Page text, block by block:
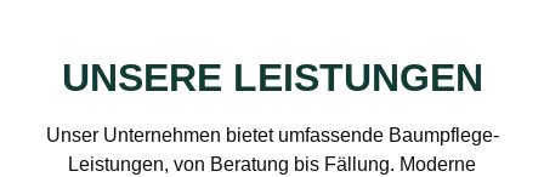
UNSERE LEISTUNGEN
Unser Unternehmen bietet umfassende Baumpflege-
Leistungen, von Beratung bis Fällung. Moderne